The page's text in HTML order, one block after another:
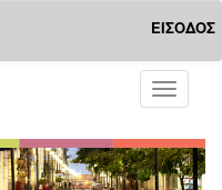
ΕΙΣΟΔΟΣ
Toggle